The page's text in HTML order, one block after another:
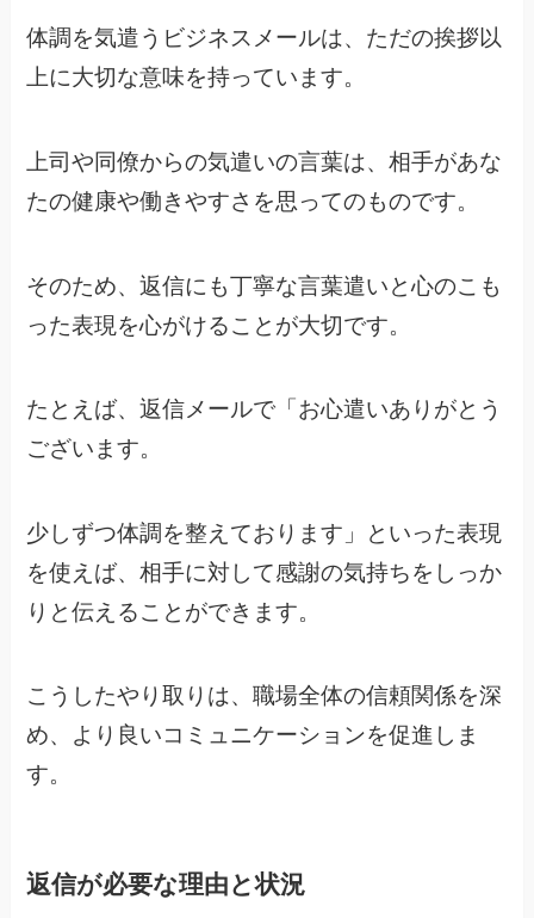
体調を気遣うビジネスメールは、ただの挨拶以
上に大切な意味を持っています。
上司や同僚からの気遣いの言葉は、相手があな
たの健康や働きやすさを思ってのものです。
そのため、返信にも丁寧な言葉遣いと心のこも
った表現を心がけることが大切です。
たとえば、返信メールで「お心遣いありがとう
ございます。
少しずつ体調を整えております」といった表現
を使えば、相手に対して感謝の気持ちをしっか
りと伝えることができます。
こうしたやり取りは、職場全体の信頼関係を深
め、より良いコミュニケーションを促進しま
す。
返信が必要な理由と状況